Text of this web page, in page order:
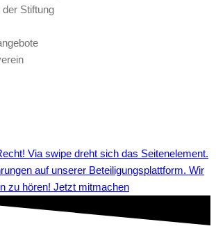
Stiftung
auf unserer Beteiligungsplattform. Wir
zu hören! Jetzt mitmachen